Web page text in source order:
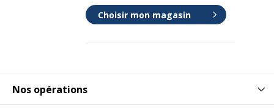
Nos opérations
Choisir mon magasin